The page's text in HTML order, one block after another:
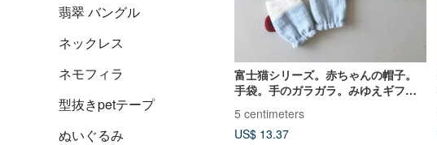
翡翠 バングル
ネックレス
ネモフィラ
型抜きpetテープ
ぬいぐるみ
富士猫シリーズ。赤ちゃんの帽子。
手袋。手のガラガラ。みゆえギフト
5 centimeters
US$ 13.37